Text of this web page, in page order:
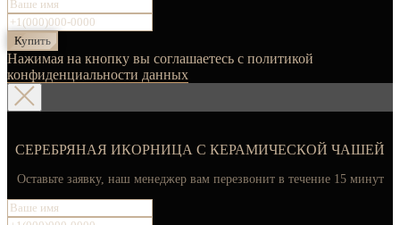
Купить
Нажимая на кнопку вы соглашаетесь с политикой
конфиденциальности данных
СЕРЕБРЯНАЯ ИКОРНИЦА С КЕРАМИЧЕСКОЙ ЧАШЕЙ
Оставьте заявку, наш менеджер вам перезвонит в течение 15 минут